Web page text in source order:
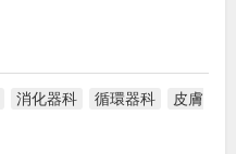
消化器科 循環器科
皮膚